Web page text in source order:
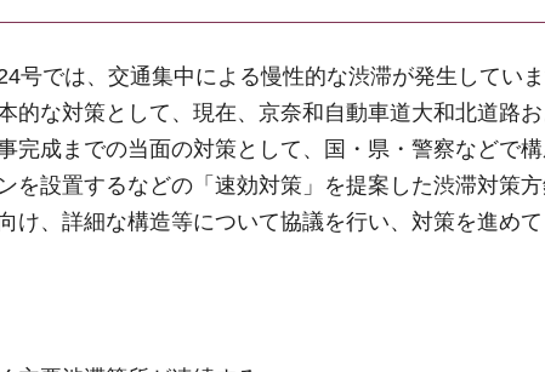
号では、交通集中による慢性的な渋滞が発生していま
的な対策として、現在、京奈和自動車道大和北道路
完成までの当面の対策として、国・県・警察などで
を設置するなどの「速効対策」を提案した渋滞対策
け、詳細な構造等について協議を行い、対策を進めて